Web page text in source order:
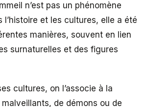
n’est pas un phénomène
l’histoire et les cultures, elle a été
manières, souvent en lien
surnaturelles et des figures
cultures, on l’associe à la
malveillants, de démons ou de